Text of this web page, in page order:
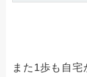
また1歩も自